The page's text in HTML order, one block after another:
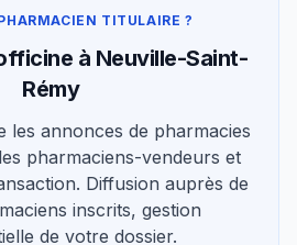
TITULAIRE ?
à Neuville-Saint-
Rémy
les annonces de pharmacies
pharmaciens-vendeurs et
Diffusion auprès de
inscrits, gestion
de votre dossier.